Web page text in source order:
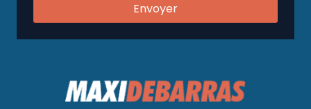
Envoyer